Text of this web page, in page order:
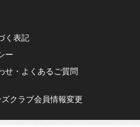
く表記
ー
せ・よくあるご質問
クラブ会員情報変更